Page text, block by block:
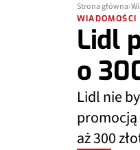
Strona główna
WIADOMOŚCI
Lidl
o
Lidl nie
promocją
aż 300